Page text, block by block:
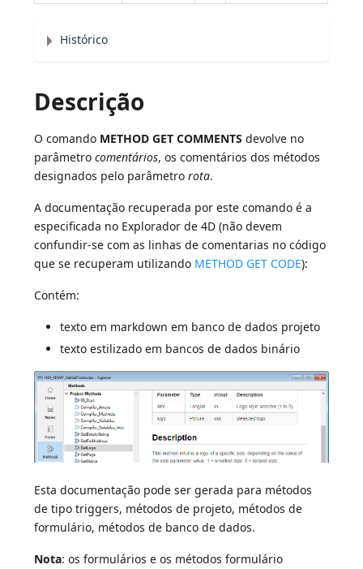
Histórico
Descrição
O comando METHOD GET COMMENTS devolve no
parâmetrocomentários, os comentários dos métodos
designados pelo parâmetrorota.
A documentação recuperada por este comando é a
especificada no Explorador de 4D (não devem
confundir-se com as linhas de comentarias no código
que se recuperam utilizando METHOD GET CODE):
Contém:
texto em markdown em banco de dados projeto
texto estilizado em bancos de dados binário
Esta documentação pode ser gerada para métodos
de tipo triggers, métodos de projeto, métodos de
formulário, métodos de banco de dados.
Nota: os formulários e os métodos formulário